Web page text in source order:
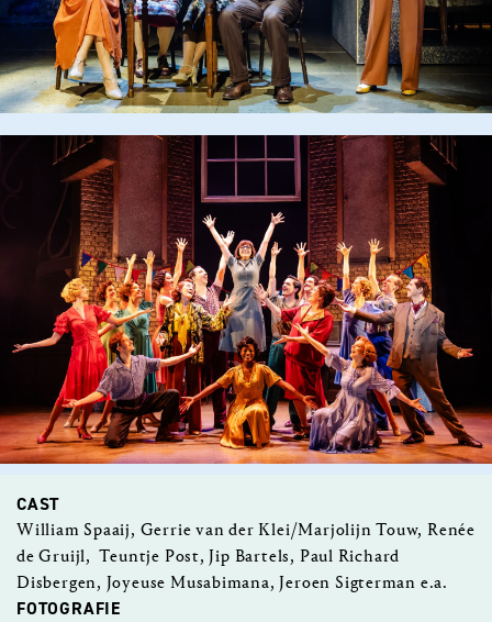
CAST
William Spaaij, Gerrie van der Klei/Marjolijn Touw, Renée
de Gruijl, Teuntje Post, Jip Bartels, Paul Richard
Disbergen, Joyeuse Musabimana, Jeroen Sigterman e.a.
FOTOGRAFIE